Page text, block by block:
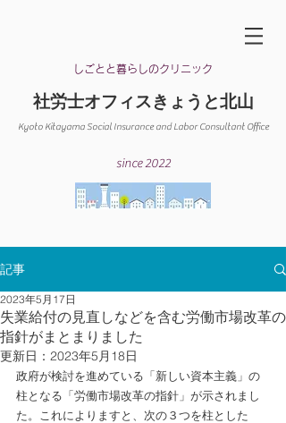
​しごとと暮らしのクリニック
​社労士オフィスきょうと北山
Kyoto Kitayama Social Insurance and Labor Consultant Office​
since 2022
記事
失業給付の見直しなどを含む労働市場改革の
指針がまとまりました
2023年5月17日
更新日： 2023年5月18日
政府が検討を進めている「新しい資本主義」の
柱となる「労働市場改革の指針」が示されまし
た。これによりますと、次の３つを柱とした